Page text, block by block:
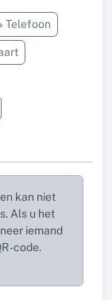
Telefoon
kan niet
Als u het
iemand
-code.